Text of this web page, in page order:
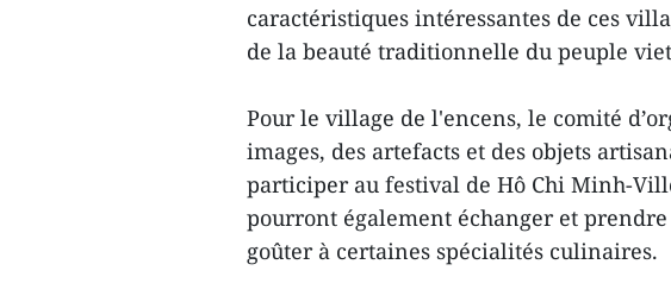
caractéristiques intéressantes de ces
de la beauté traditionnelle du peuple
Pour le village de l'encens, le comité
images, des artefacts et des objets
participer au festival de Hô Chi Minh-
pourront également échanger et prendre
goûter à certaines spécialités culinaires.